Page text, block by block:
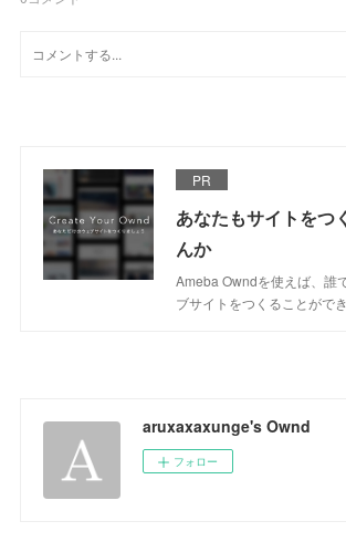
PR
あなたもサイトをつ
んか
Ameba Owndを使えば、誰
ブサイトをつくることができ
aruxaxaxunge's Ownd
フォロー